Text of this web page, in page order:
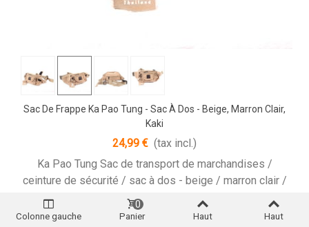
Sac De Frappe Ka Pao Tung - Sac À Dos - Beige, Marron Clair,
Kaki
24,99 € (tax incl.)
Ka Pao Tung Sac de transport de marchandises /
ceinture de sécurité / sac à dos - beige / marron clair /
Quick View
Colonne gauche Panier
0
Haut Haut